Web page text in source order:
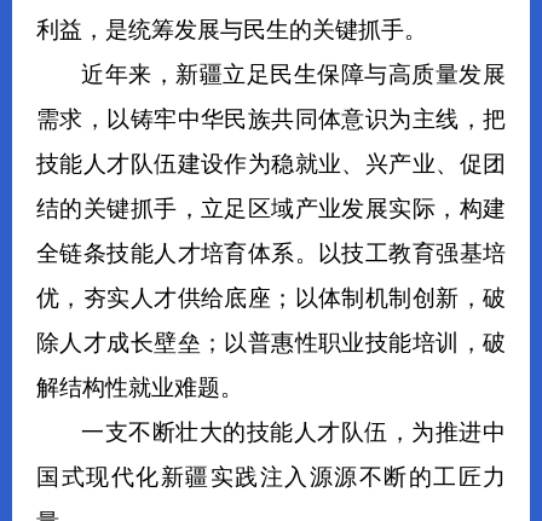
利益，是统筹发展与民生的关键抓手。
近年来，新疆立足民生保障与高质量发展
需求，以铸牢中华民族共同体意识为主线，把
技能人才队伍建设作为稳就业、兴产业、促团
结的关键抓手，立足区域产业发展实际，构建
全链条技能人才培育体系。以技工教育强基培
优，夯实人才供给底座；以体制机制创新，破
除人才成长壁垒；以普惠性职业技能培训，破
解结构性就业难题。
一支不断壮大的技能人才队伍，为推进中
国式现代化新疆实践注入源源不断的工匠力